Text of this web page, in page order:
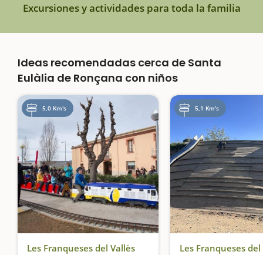
Excursiones y actividades para toda la familia
Ideas recomendadas cerca de Santa
Eulàlia de Ronçana con niños
5,0 Km's
Les Franqueses del Vallès
5,1 Km's
Les Franqueses del